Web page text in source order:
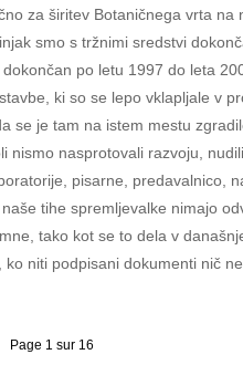
za širitev Botaničnega vrta na
smo s tržnimi sredstvi
po letu 1997 do leta
ki so se lepo vklapljale v
se je tam na istem mestu
nismo nasprotovali razvoju,
pisarne, predavalnico,
tihe spremljevalke nimajo
tako kot se to dela v
niti podpisani dokumenti nič
Page 1 sur 16